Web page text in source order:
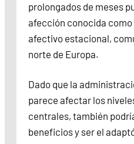
prolongados de meses
afección conocida
afectivo estacional,
norte de Europa.
Dado que la
parece afectar los
centrales, también
beneficios y ser el